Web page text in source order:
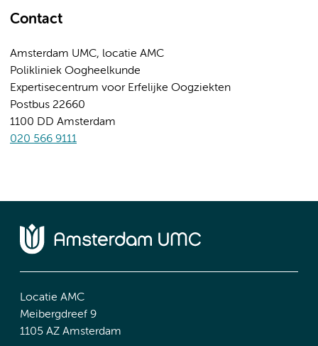
Contact
Amsterdam UMC, locatie AMC
Polikliniek Oogheelkunde
Expertisecentrum voor Erfelijke Oogziekten
Postbus 22660
1100 DD Amsterdam
020 566 9111
Locatie AMC
Meibergdreef 9
1105 AZ Amsterdam